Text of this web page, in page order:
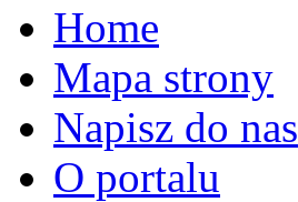
Home
Mapa strony
Napisz do nas
O portalu